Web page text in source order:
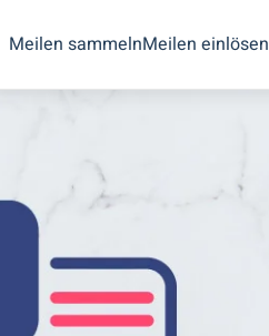
Meilen sammelnMeilen einlösen